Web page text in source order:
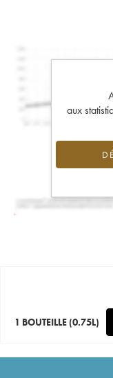
aux
1 BOUTEILLE (0.75L)